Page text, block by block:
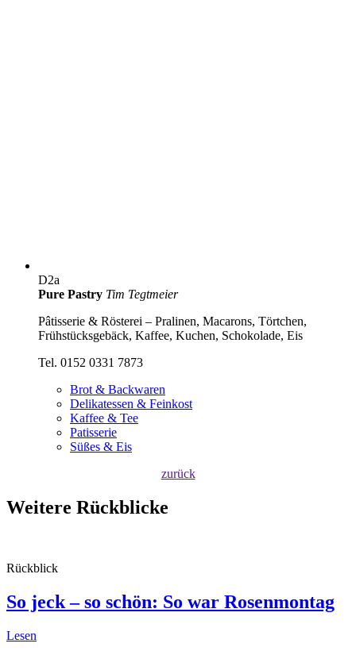
D2a
Pure Pastry Tim Tegtmeier
Pâtisserie & Rösterei – Pralinen, Macarons, Törtchen,
Frühstücksgebäck, Kaffee, Kuchen, Schokolade, Eis
Tel. 0152 0331 7873
Brot & Backwaren
Delikatessen & Feinkost
Kaffee & Tee
Patisserie
Süßes & Eis
zurück
Weitere Rückblicke
Rückblick
So jeck – so schön: So war Rosenmontag
Lesen